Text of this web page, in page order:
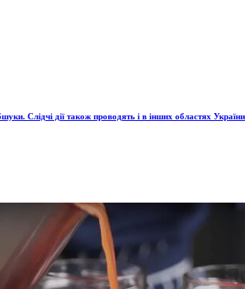
Слідчі дії також проводять і в інших областях України